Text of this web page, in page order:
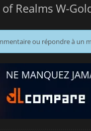
Realms W-
ou répondre à un